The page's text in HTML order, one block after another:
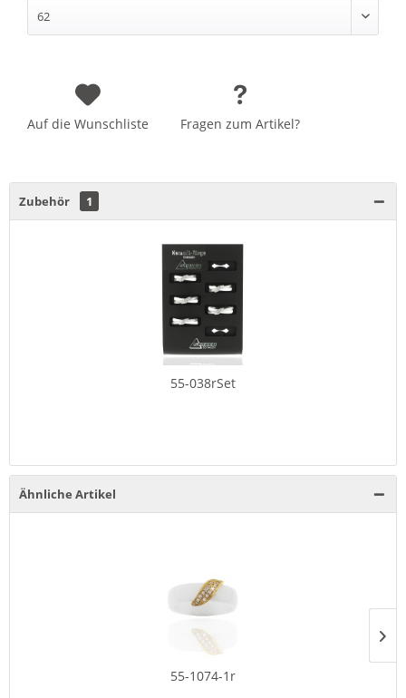
Auf die Wunschliste Fragen zum Artikel?
Zubehör 1
55-038rSet
Ähnliche Artikel
55-1074-1r